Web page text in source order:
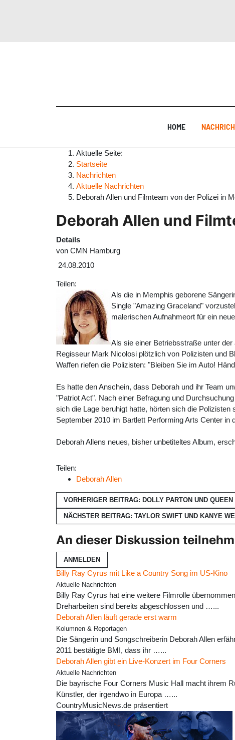
HOME
Aktuelle Seite:
Startseite
Nachrichten
Aktuelle Nachrichten
Deborah Allen und Filmteam von der Polizei in
Deborah Allen und
Details
von CMN Hamburg
24.08.2010
Teilen:
Als die in Memphis geborene
Single "Amazing Graceland"
malerischen Aufnahmeort für ein
Als sie einer Betriebsstraße unter
Regisseur Mark Nicolosi plötzlich von Polizisten und
Waffen riefen die Polizisten: "Bleiben Sie im Auto!
Es hatte den Anschein, dass Deborah und ihr Team
"Patriot Act". Nach einer Befragung und
sich die Lage beruhigt hatte, hörten sich die
September 2010 im Bartlett Performing Arts Center
Deborah Allens neues, bisher unbetiteltes Album,
Teilen:
Deborah Allen
VORHERIGER BEITRAG: DOLLY PARTON UND
NÄCHSTER BEITRAG: TAYLOR SWIFT UND KANYE
An dieser Diskussion
ANMELDEN
Billy Ray Cyrus mit Like a Country Song im US-Kino
Aktuelle Nachrichten
Billy Ray Cyrus hat eine weitere Filmrolle
Dreharbeiten sind bereits abgeschlossen und …...
Deborah Allen läuft gerade erst warm
Kolumnen & Reportagen
Die Sängerin und Songschreiberin Deborah Allen
2011 bestätigte BMI, dass ihr …...
Deborah Allen gibt ein Live-Konzert im Four Corners
Aktuelle Nachrichten
Die bayrische Four Corners Music Hall macht ihrem
Künstler, der irgendwo in Europa …...
CountryMusicNews.de präsentiert